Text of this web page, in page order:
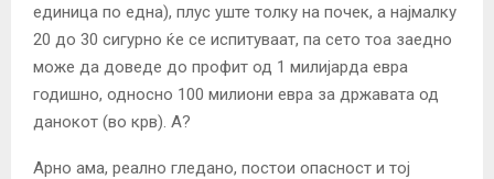
единица по една), плус уште толку на почек, а најмалку
20 до 30 сигурно ќе се испитуваат, па сето тоа заедно
може да доведе до профит од 1 милијарда евра
годишно, односно 100 милиони евра за државата од
данокот (во крв). А?
Арно ама, реално гледано, постои опасност и тој